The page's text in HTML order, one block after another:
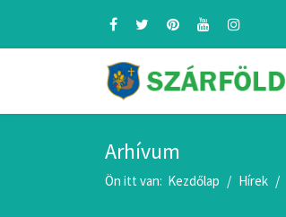
Arhívum
Ön itt van: Kezdőlap Hírek